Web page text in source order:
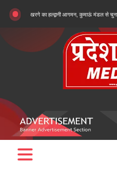
content
खरगे का हल्द्वानी आगमन, कुमाऊं मंडल से चुनावी शंखनाद